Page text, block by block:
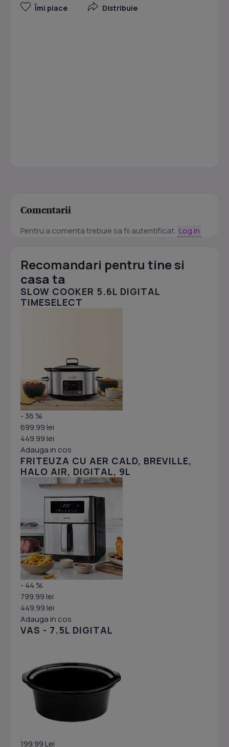
Îmi place Distribuie
Comentarii
Pentru a comenta trebuie sa fii autentificat. Log in
Recomandari pentru tine si
casa ta
SLOW COOKER 5.6L DIGITAL
TIMESELECT
- 36 %
699.99 lei
449.99 lei
Adauga in cos
FRITEUZA CU AER CALD, BREVILLE,
HALO AIR, DIGITAL, 9L
- 44 %
799.99 lei
449.99 lei
Adauga in cos
VAS - 7.5L DIGITAL
199.99 Lei